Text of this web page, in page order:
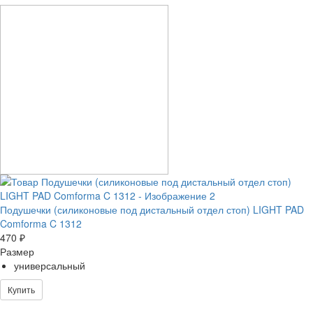
Подушечки (силиконовые под дистальный отдел стоп) LIGHT PAD
Comforma C 1312
470 ₽
Размер
универсальный
Купить